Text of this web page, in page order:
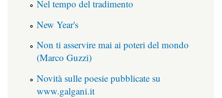
Nel tempo del tradimento
New Year's
Non ti asservire mai ai poteri del mondo
(Marco Guzzi)
Novità sulle poesie pubblicate su
www.galgani.it